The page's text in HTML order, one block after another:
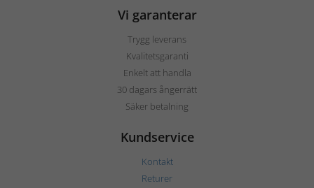
Vi garanterar
Trygg leverans
Kvalitetsgaranti
Enkelt att handla
30 dagars ångerrätt
Säker betalning
Kundservice
Kontakt
Returer